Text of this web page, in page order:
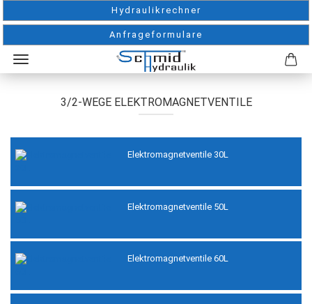
Hydraulikrechner
Anfrageformulare
3/2-WEGE ELEKTROMAGNETVENTILE
Elektromagnetventile 30L
Elektromagnetventile 50L
Elektromagnetventile 60L